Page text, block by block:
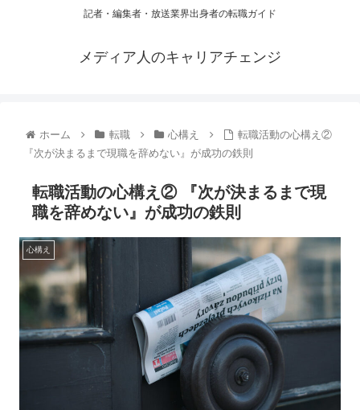
記者・編集者・放送業界出身者の転職ガイド
メディア人のキャリアチェンジ
ホーム 転職 心構え
転職活動の心構え②
『次が決まるまで現職を辞めない』が成功の鉄則
転職活動の心構え② 『次が決まるまで現
職を辞めない』が成功の鉄則
心構え